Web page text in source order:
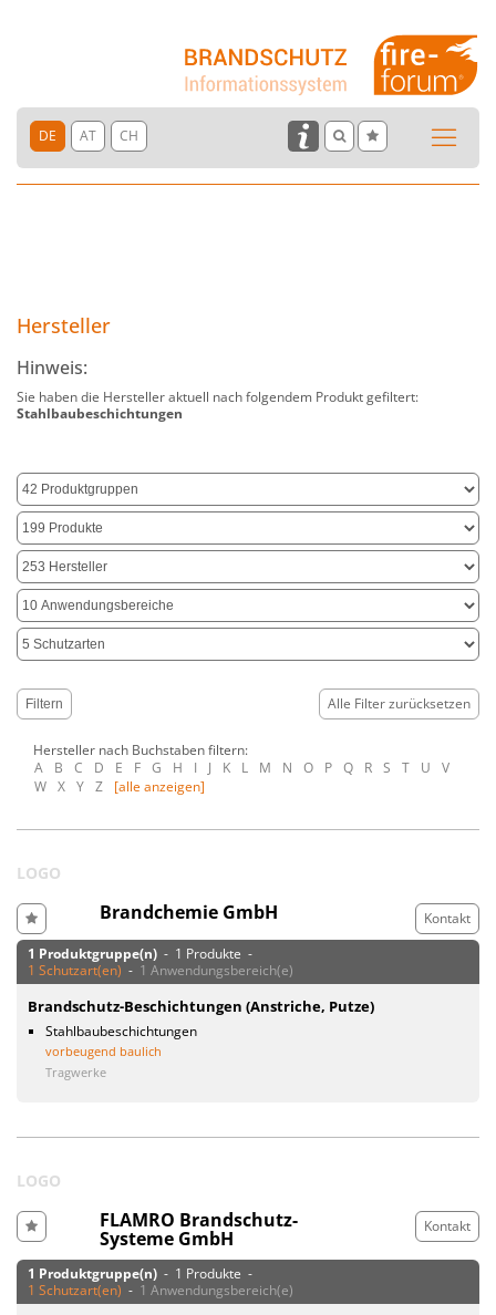
DE AT CH
Hersteller
Hinweis:
Sie haben die Hersteller aktuell nach folgendem Produkt gefiltert:
Stahlbaubeschichtungen
Alle Filter zurücksetzen
Hersteller nach Buchstaben filtern:
A
B C D E F G H I J K L M N O P Q R S T U
V
W X Y Z [alle anzeigen]
LOGO
Brandchemie GmbH
Kontakt
1 Produktgruppe(n) - 1 Produkte -
1 Schutzart(en) - 1 Anwendungsbereich(e)
Brandschutz-Beschichtungen (Anstriche, Putze)
Stahlbaubeschichtungen
vorbeugend baulich
Tragwerke
LOGO
FLAMRO Brandschutz-
Systeme GmbH
Kontakt
1 Produktgruppe(n) - 1 Produkte -
1 Schutzart(en) - 1 Anwendungsbereich(e)